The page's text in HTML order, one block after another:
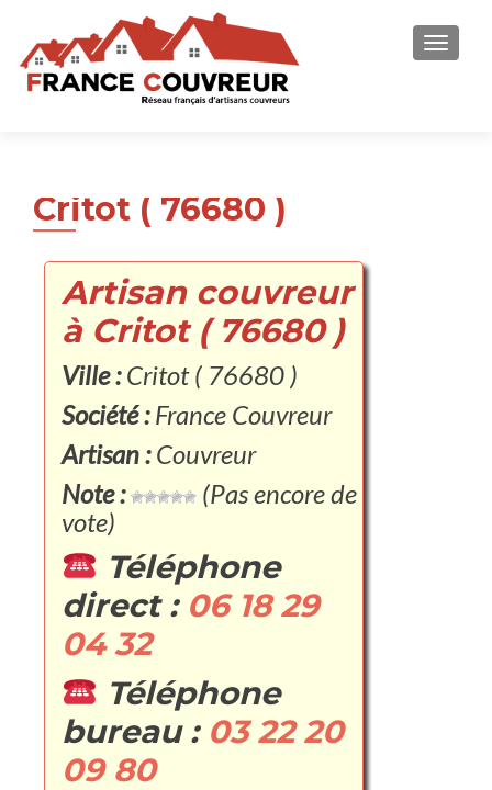
Critot ( 76680 )
Artisan couvreur
à Critot ( 76680 )
Ville :Critot ( 76680 )
Société :France Couvreur
Artisan :Couvreur
Note :
(Pas encore de
vote)
Téléphone
direct : 06 18 29
04 32
Téléphone
bureau : 03 22 20
09 80